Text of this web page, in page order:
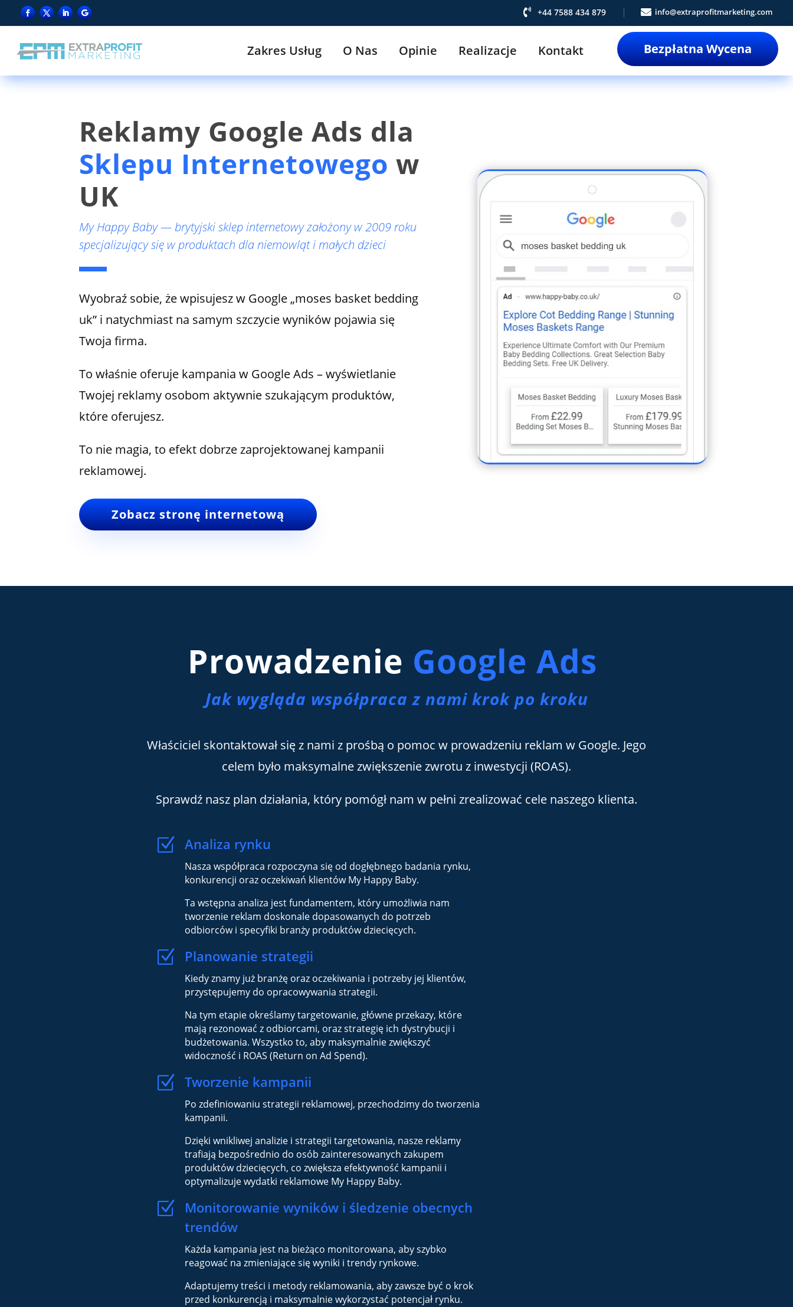
 +44 7588 434 879  info@extraprofitmarketing.com
Zakres Usług O Nas Opinie Realizacje Kontakt Bezpłatna Wycena
Reklamy Google Ads dla
Sklepu Internetowegow
UK
My Happy Baby — brytyjski sklep internetowy założony w 2009 roku
specjalizujący się w produktach dla niemowląt i małych dzieci
Wyobraź sobie, że wpisujesz w Google „moses basket bedding
uk” i natychmiast na samym szczycie wyników pojawia się
Twoja firma.
To właśnie oferuje kampania w Google Ads – wyświetlanie
Twojej reklamy osobom aktywnie szukającym produktów,
które oferujesz.
To nie magia, to efekt dobrze zaprojektowanej kampanii
reklamowej.
Zobacz stronę internetową
Prowadzenie Google Ads
Jak wygląda współpraca z nami krok po kroku
Właściciel skontaktował się z nami z prośbą o pomoc w prowadzeniu reklam w Google. Jego
celem było maksymalne zwiększenie zwrotu z inwestycji (ROAS).
Sprawdź nasz plan działania, który pomógł nam w pełni zrealizować cele naszego klienta.
Z Analiza rynku
Nasza współpraca rozpoczyna się od dogłębnego badania rynku,
konkurencji oraz oczekiwań klientów My Happy Baby.
Ta wstępna analiza jest fundamentem, który umożliwia nam
tworzenie reklam doskonale dopasowanych do potrzeb
odbiorców i specyfiki branży produktów dziecięcych.
Z Planowanie strategii
Kiedy znamy już branżę oraz oczekiwania i potrzeby jej klientów,
przystępujemy do opracowywania strategii.
Na tym etapie określamy targetowanie, główne przekazy, które
mają rezonować z odbiorcami, oraz strategię ich dystrybucji i
budżetowania. Wszystko to, aby maksymalnie zwiększyć
widoczność i ROAS (Return on Ad Spend).
Z Tworzenie kampanii
Po zdefiniowaniu strategii reklamowej, przechodzimy do tworzenia
kampanii.
Dzięki wnikliwej analizie i strategii targetowania, nasze reklamy
trafiają bezpośrednio do osób zainteresowanych zakupem
produktów dziecięcych, co zwiększa efektywność kampanii i
optymalizuje wydatki reklamowe My Happy Baby.
Z
Monitorowanie wyników i śledzenie obecnych
trendów
Każda kampania jest na bieżąco monitorowana, aby szybko
reagować na zmieniające się wyniki i trendy rynkowe.
Adaptujemy treści i metody reklamowania, aby zawsze być o krok
przed konkurencją i maksymalnie wykorzystać potencjał rynku.